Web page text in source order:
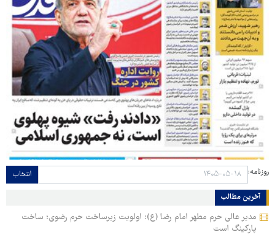
روزنامه: انتخاب
آخرین مطالب
مدیر عالی حرم مطهر امام رضا (ع): اولویت زیرساخت حرم رضوی؛ ساخت
پارکینگ است